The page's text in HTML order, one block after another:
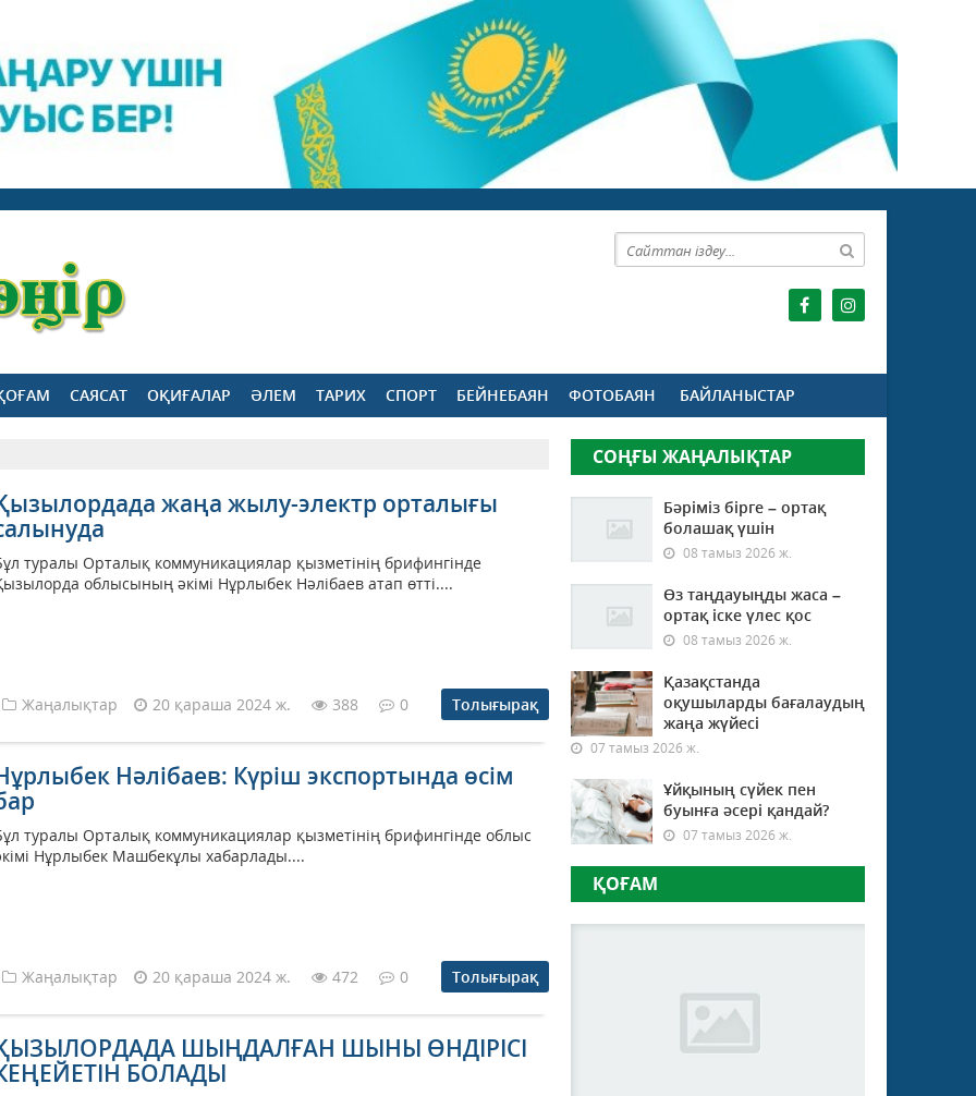
САЯСАТ ОҚИҒАЛАР ӘЛЕМ ТАРИХ СПОРТ БЕЙНЕБАЯН ФОТОБАЯН БАЙЛАНЫСТАР
жаңа жылу-электр орталығы
туралы Орталық коммуникациялар қызметінің брифингінде
облысының әкімі Нұрлыбек Нәлібаев атап өтті....
Жаңалықтар 20 қараша 2024 ж. 388 0 Толығырақ
Нәлібаев: Күріш экспортында өсім
туралы Орталық коммуникациялар қызметінің брифингінде облыс
Нұрлыбек Машбекұлы хабарлады....
Жаңалықтар 20 қараша 2024 ж. 472 0 Толығырақ
ШЫҢДАЛҒАН ШЫНЫ ӨНДІРІСІ
БОЛАДЫ
СОҢҒЫ ЖАҢАЛЫҚТАР
Бәріміз бірге – ортақ
болашақ үшін
08 тамыз 2026 ж.
Өз таңдауыңды жаса –
ортақ іске үлес қос
08 тамыз 2026 ж.
Қазақстанда
оқушыларды бағалаудың
жаңа жүйесі
07 тамыз 2026 ж.
Ұйқының сүйек пен
буынға әсері қандай?
07 тамыз 2026 ж.
ҚОҒАМ